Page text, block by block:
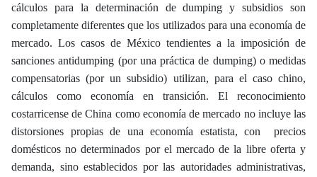
cálculos para la determinación de dumping y subsidios son
completamente diferentes que los utilizados para una economía de
mercado. Los casos de México tendientes a la imposición de
sanciones antidumping (por una práctica de dumping) o medidas
compensatorias (por un subsidio) utilizan, para el caso chino,
cálculos como economía en transición. El reconocimiento
costarricense de China como economía de mercado no incluye las
distorsiones propias de una economía estatista, con precios
domésticos no determinados por el mercado de la libre oferta y
demanda, sino establecidos por las autoridades administrativas,